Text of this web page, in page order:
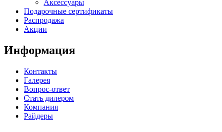
Аксессуары
Подарочные сертификаты
Распродажа
Акции
Информация
Контакты
Галерея
Вопрос-ответ
Стать дилером
Компания
Райдеры